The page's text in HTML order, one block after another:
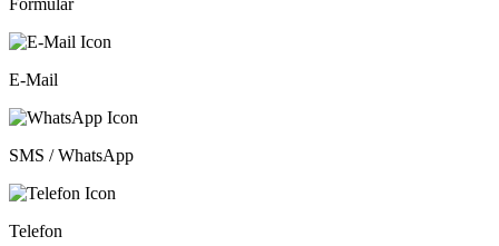
E-Mail
SMS / WhatsApp
Telefon